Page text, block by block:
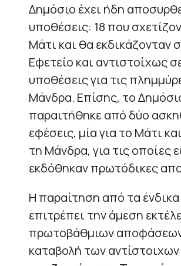
Δημόσιο έχει ήδη
υποθέσεις: 18 που
Μάτι και θα εκδικάζονταν
Εφετείο και αντιστοίχως
υποθέσεις για τις
Μάνδρα. Επίσης, το
παραιτήθηκε από δύο
εφέσεις, μία για το Μάτι
τη Μάνδρα, για τις οποίες
εκδόθηκαν πρωτόδικες
Η παραίτηση από τα
επιτρέπει την άμεση
πρωτοβάθμιων αποφάσεων
καταβολή των αντίστοιχων